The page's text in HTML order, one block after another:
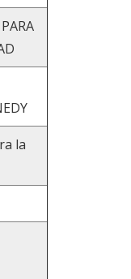
la